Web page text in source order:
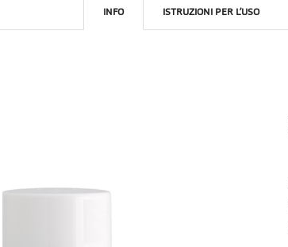
INFO ISTRUZIONI PER L’USO